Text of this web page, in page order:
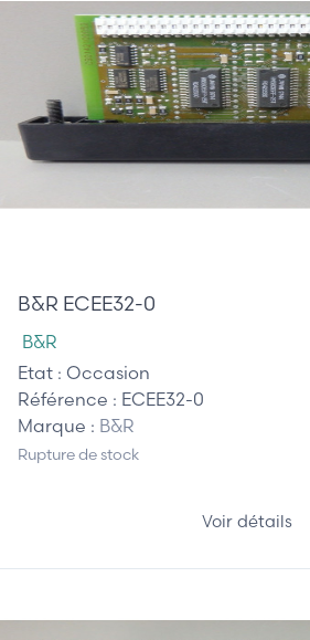
B&R ECEE32-0
B&R
Etat : Occasion
Référence : ECEE32-0
Marque : B&R
Rupture de stock
Voir détails